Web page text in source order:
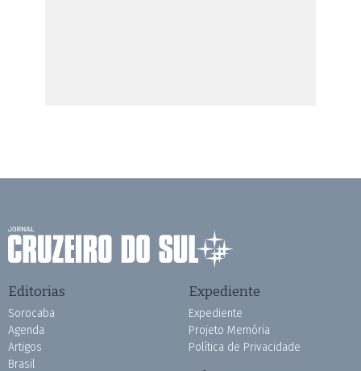
Editorias
Sorocaba
Agenda
Artigos
Brasil
Expediente
Expediente
Projeto Memória
Política de Privacidade